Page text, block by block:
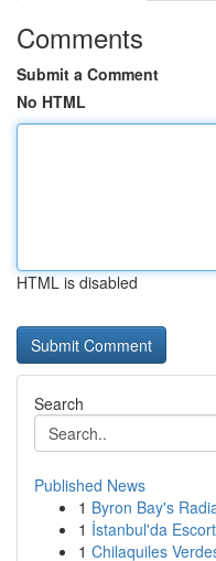
Comments
Submit a Comment
No HTML
HTML is disabled
Search
Published News
1 Byron Bay's
1 İstanbul'da
1 Chilaquiles